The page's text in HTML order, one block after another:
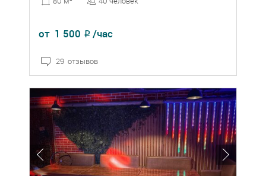
от 1 500 ₽ /час
29 отзывов